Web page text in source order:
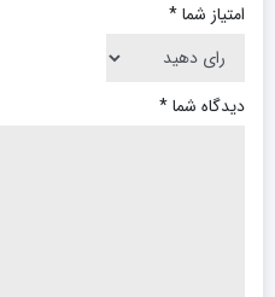
امتیاز شما*
دیدگاه شما*